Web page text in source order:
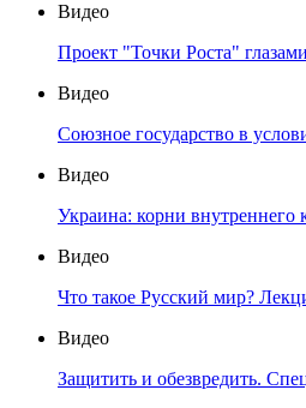
Видео
Проект "Точки Роста"
Видео
Союзное государство в
Видео
Украина: корни внутреннего
Видео
Что такое Русский мир?
Видео
Защитить и обезвредить.